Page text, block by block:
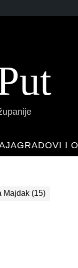
GRADOVI I
Majdak (15)